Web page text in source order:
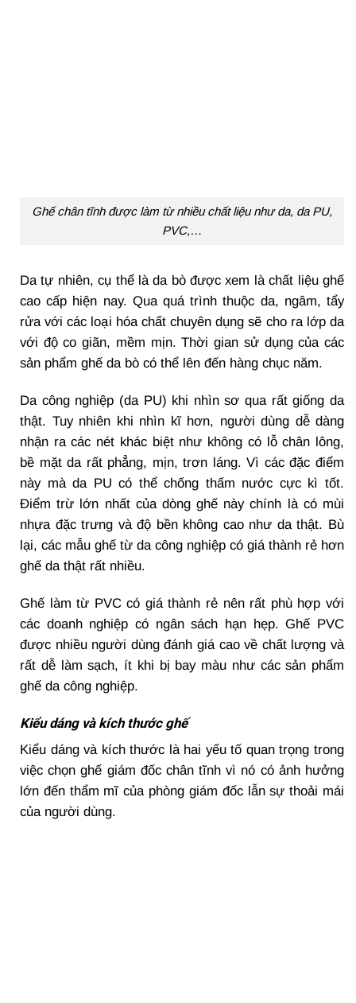
Ghế chân tĩnh được làm từ nhiều chất liệu như da, da PU,
PVC,…
Da tự nhiên, cụ thể là da bò được xem là chất liệu ghế
cao cấp hiện nay. Qua quá trình thuộc da, ngâm, tẩy
rửa với các loại hóa chất chuyên dụng sẽ cho ra lớp da
với độ co giãn, mềm mịn. Thời gian sử dụng của các
sản phẩm ghế da bò có thể lên đến hàng chục năm.
Da công nghiệp (da PU) khi nhìn sơ qua rất giống da
thật. Tuy nhiên khi nhìn kĩ hơn, người dùng dễ dàng
nhận ra các nét khác biệt như không có lỗ chân lông,
bề mặt da rất phẳng, mịn, trơn láng. Vì các đặc điểm
này mà da PU có thể chống thấm nước cực kì tốt.
Điểm trừ lớn nhất của dòng ghế này chính là có mùi
nhựa đặc trưng và độ bền không cao như da thật. Bù
lại, các mẫu ghế từ da công nghiệp có giá thành rẻ hơn
ghế da thật rất nhiều.
Ghế làm từ PVC có giá thành rẻ nên rất phù hợp với
các doanh nghiệp có ngân sách hạn hẹp. Ghế PVC
được nhiều người dùng đánh giá cao về chất lượng và
rất dễ làm sạch, ít khi bị bay màu như các sản phẩm
ghế da công nghiệp.
Kiểu dáng và kích thước ghế
Kiểu dáng và kích thước là hai yếu tố quan trọng trong
việc chọn ghế giám đốc chân tĩnh vì nó có ảnh hưởng
lớn đến thẩm mĩ của phòng giám đốc lẫn sự thoải mái
của người dùng.